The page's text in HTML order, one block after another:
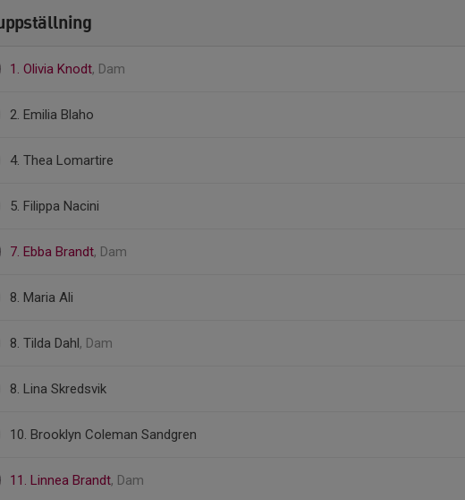
1. Olivia Knodt, Dam
2. Emilia Blaho
4. Thea Lomartire
5. Filippa Nacini
7. Ebba Brandt, Dam
8. Maria Ali
8. Tilda Dahl, Dam
8. Lina Skredsvik
10. Brooklyn Coleman Sandgren
11. Linnea Brandt, Dam